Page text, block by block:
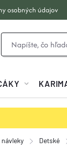
osobných údajov
návleky Detské